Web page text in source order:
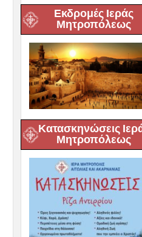
Εκδρομές Ιεράς
Μητροπόλεως
Κατασκηνώσεις
Μητροπόλεως